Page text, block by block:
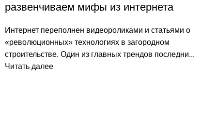
развенчиваем мифы из интернета
Интернет переполнен видеороликами и статьями о
«революционных» технологиях в загородном
строительстве. Один из главных трендов последни...
Читать далее